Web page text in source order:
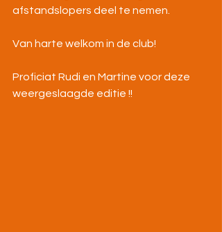
afstandslopers deel te nemen.
Van harte welkom in de club!
Proficiat Rudi en Martine voor deze
weergeslaagde editie !!